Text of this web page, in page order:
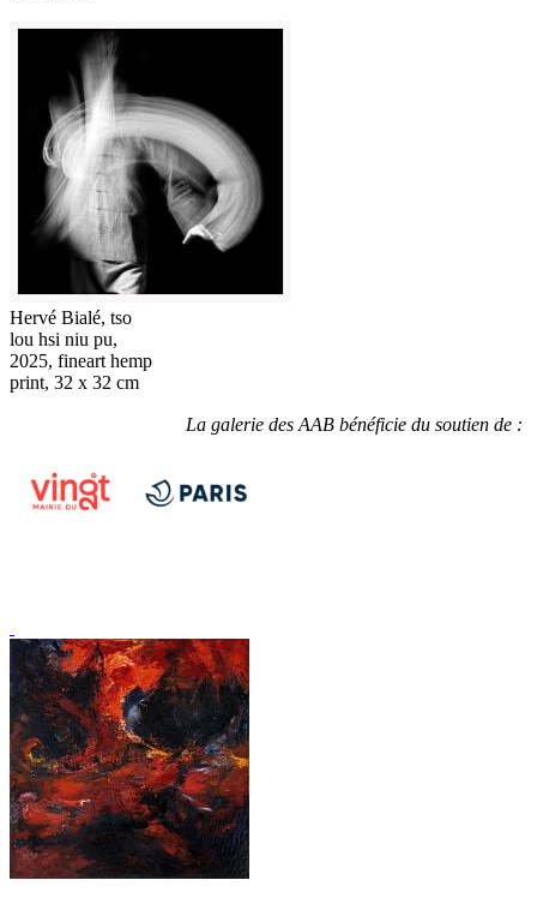
Hervé Bialé, tso
lou hsi niu pu,
2025, fineart hemp
print, 32 x 32 cm
La galerie des AAB bénéficie du soutien de :